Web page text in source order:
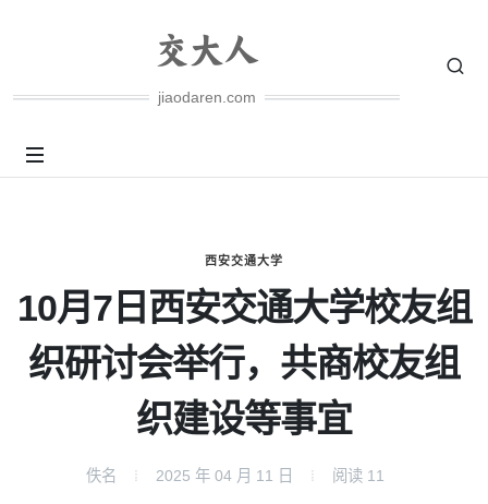
jiaodaren.com
西安交通大学
10月7日西安交通大学校友组
织研讨会举行，共商校友组
织建设等事宜
佚名 2025 年 04 月 11 日 阅读 11